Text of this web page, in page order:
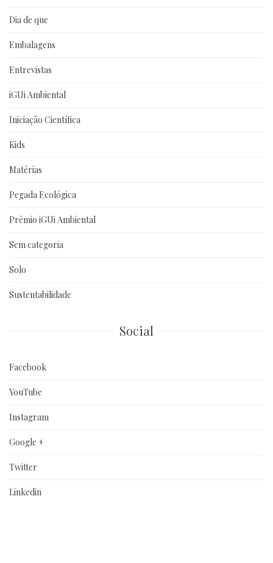
Dia de que
Embalagens
Entrevistas
iGUi Ambiental
Iniciação Científica
Kids
Matérias
Pegada Ecológica
Prêmio iGUi Ambiental
Sem categoria
Solo
Sustentabilidade
Social
Facebook
YouTube
Instagram
Google +
Twitter
Linkedin